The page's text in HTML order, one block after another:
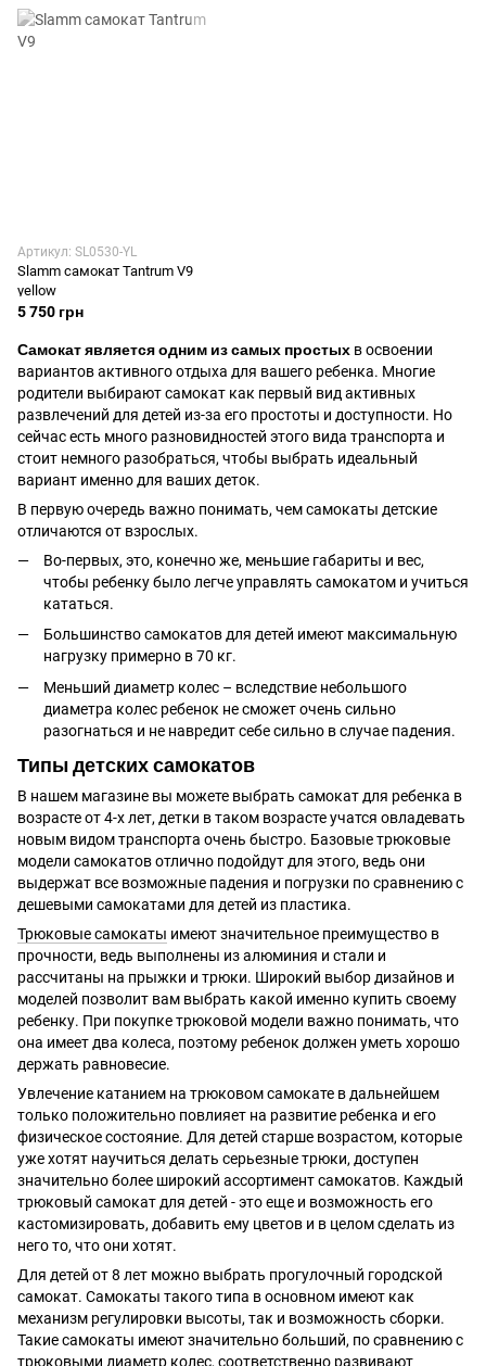
Артикул: SL0530-YL
Slamm самокат Tantrum V9
yellow
5 750 грн
Самокат является одним из самых простых в освоении
вариантов активного отдыха для вашего ребенка. Многие
родители выбирают самокат как первый вид активных
развлечений для детей из-за его простоты и доступности. Но
сейчас есть много разновидностей этого вида транспорта и
стоит немного разобраться, чтобы выбрать идеальный
вариант именно для ваших деток.
В первую очередь важно понимать, чем самокаты детские
отличаются от взрослых.
Во-первых, это, конечно же, меньшие габариты и вес,
чтобы ребенку было легче управлять самокатом и учиться
кататься.
Большинство самокатов для детей имеют максимальную
нагрузку примерно в 70 кг.
Меньший диаметр колес – вследствие небольшого
диаметра колес ребенок не сможет очень сильно
разогнаться и не навредит себе сильно в случае падения.
Типы детских самокатов
В нашем магазине вы можете выбрать самокат для ребенка в
возрасте от 4-х лет, детки в таком возрасте учатся овладевать
новым видом транспорта очень быстро. Базовые трюковые
модели самокатов отлично подойдут для этого, ведь они
выдержат все возможные падения и погрузки по сравнению с
дешевыми самокатами для детей из пластика.
Трюковые самокаты имеют значительное преимущество в
прочности, ведь выполнены из алюминия и стали и
рассчитаны на прыжки и трюки. Широкий выбор дизайнов и
моделей позволит вам выбрать какой именно купить своему
ребенку. При покупке трюковой модели важно понимать, что
она имеет два колеса, поэтому ребенок должен уметь хорошо
держать равновесие.
Увлечение катанием на трюковом самокате в дальнейшем
только положительно повлияет на развитие ребенка и его
физическое состояние. Для детей старше возрастом, которые
уже хотят научиться делать серьезные трюки, доступен
значительно более широкий ассортимент самокатов. Каждый
трюковый самокат для детей - это еще и возможность его
кастомизировать, добавить ему цветов и в целом сделать из
него то, что они хотят.
Для детей от 8 лет можно выбрать прогулочный городской
самокат. Самокаты такого типа в основном имеют как
механизм регулировки высоты, так и возможность сборки.
Такие самокаты имеют значительно больший, по сравнению с
трюковыми диаметр колес, соответственно развивают